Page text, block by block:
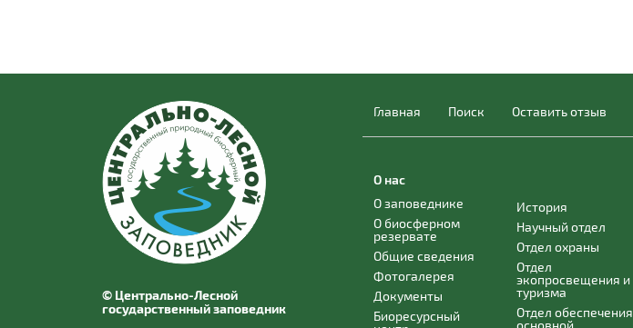
© Центрально-Лесной
государственный заповедник
Главная Поиск Оставить отзыв
О нас
О заповеднике
О биосферном
резервате
Общие сведения
Фотогалерея
Документы
Биоресурсный
История
Научный отдел
Отдел охраны
Отдел
экопросвещения и
туризма
Отдел обеспечения
основной